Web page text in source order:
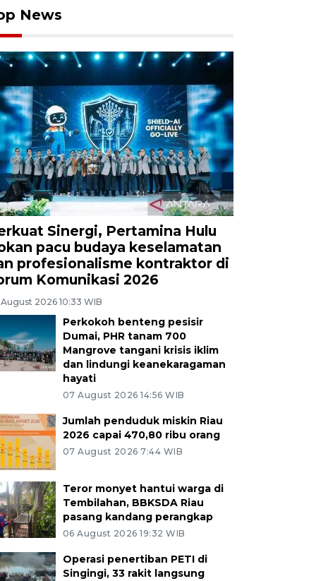
News
Sinergi, Pertamina Hulu
pacu budaya keselamatan
profesionalisme kontraktor di
Komunikasi 2026
2026 10:33 WIB
Perkokoh benteng pesisir
Dumai, PHR tanam 700
Mangrove tangani krisis iklim
dan lindungi keanekaragaman
hayati
07 August 2026 14:56 WIB
Jumlah penduduk miskin Riau
2026 capai 470,80 ribu orang
07 August 2026 7:44 WIB
Teror monyet hantui warga di
Tembilahan, BBKSDA Riau
pasang kandang perangkap
06 August 2026 19:32 WIB
Operasi penertiban PETI di
Singingi, 33 rakit langsung